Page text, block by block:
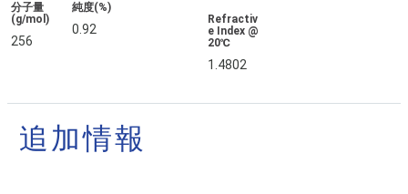
分子量
(g/mol)
256
純度(%)
0.92
Refractiv
e Index @
20℃
1.4802
追加情報